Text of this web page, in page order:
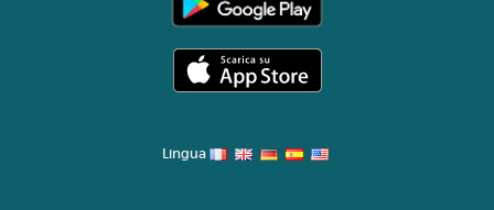
Lingua